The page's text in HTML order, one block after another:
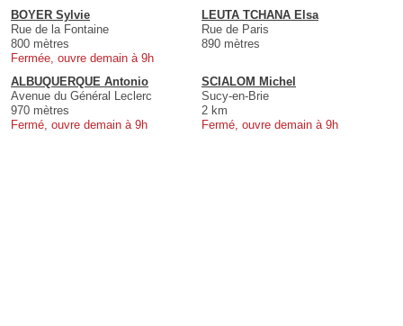
BOYER Sylvie
Rue de la Fontaine
800 mètres
Fermée, ouvre demain à 9h
LEUTA TCHANA Elsa
Rue de Paris
890 mètres
ALBUQUERQUE Antonio
Avenue du Général Leclerc
970 mètres
Fermé, ouvre demain à 9h
SCIALOM Michel
Sucy-en-Brie
2 km
Fermé, ouvre demain à 9h